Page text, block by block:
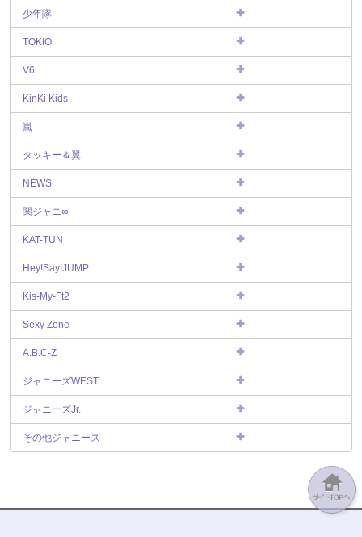
少年隊
TOKIO
V6
KinKi Kids
嵐
タッキー＆翼
NEWS
関ジャニ∞
KAT-TUN
Hey!Say!JUMP
Kis-My-Ft2
Sexy Zone
A.B.C-Z
ジャニーズWEST
ジャニーズJr.
その他ジャニーズ